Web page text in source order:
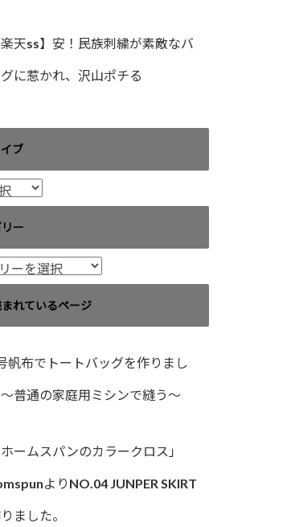
楽天ss】安！民族刺繍が素敵なバ
グに惹かれ、沢山ポチる
ブ
ー
まれているページ
帆布でトートバッグを作りまし
普通の家庭用ミシンで縫う〜
ホームスパンのカラークロス」
よりNO.04 JUNPER SKIRT
ました。